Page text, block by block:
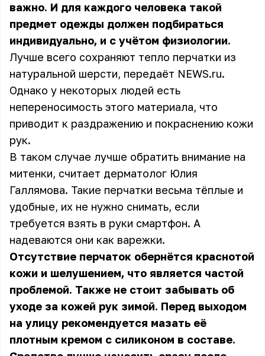
важно. И для каждого человека такой
предмет одежды должен подбираться
индивидуально, и с учётом физиологии.
Лучше всего сохраняют тепло перчатки из
натуральной шерсти, передаёт NEWS.ru.
Однако у некоторых людей есть
непереносимость этого материала, что
приводит к раздражению и покраснению кожи
рук.
В таком случае лучше обратить внимание на
митенки, считает дерматолог Юлия
Галлямова. Такие перчатки весьма тёплые и
удобные, их не нужно снимать, если
требуется взять в руки смартфон. А
надеваются они как варежки.
Отсутствие перчаток обернётся краснотой
кожи и шелушением, что является частой
проблемой. Также не стоит забывать об
уходе за кожей рук зимой. Перед выходом
на улицу рекомендуется мазать её
плотным кремом с силиконом в составе.